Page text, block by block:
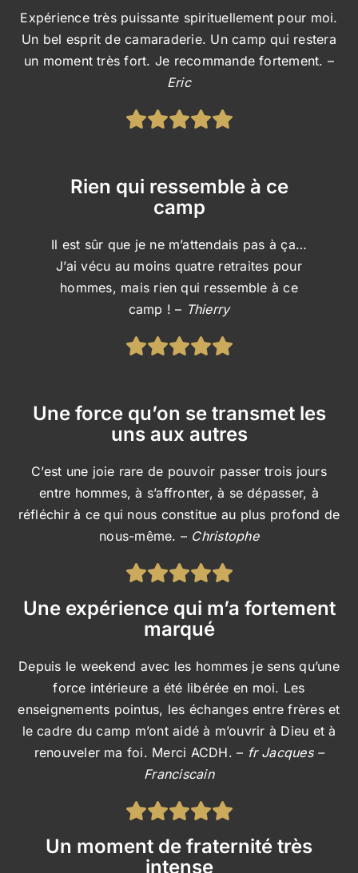
Expérience très puissante spirituellement pour moi.
Un bel esprit de camaraderie. Un camp qui restera
un moment très fort. Je recommande fortement. –
Eric
Rien qui ressemble à ce
camp
Il est sûr que je ne m’attendais pas à ça…
J’ai vécu au moins quatre retraites pour
hommes, mais rien qui ressemble à ce
camp ! – Thierry
Une force qu’on se transmet les
uns aux autres
C’est une joie rare de pouvoir passer trois jours
entre hommes, à s’affronter, à se dépasser, à
réfléchir à ce qui nous constitue au plus profond de
nous-même. – Christophe
Une expérience qui m’a fortement
marqué
Depuis le weekend avec les hommes je sens qu’une
force intérieure a été libérée en moi. Les
enseignements pointus, les échanges entre frères et
le cadre du camp m’ont aidé à m’ouvrir à Dieu et à
renouveler ma foi. Merci ACDH. – fr Jacques –
Franciscain
Un moment de fraternité très
intense